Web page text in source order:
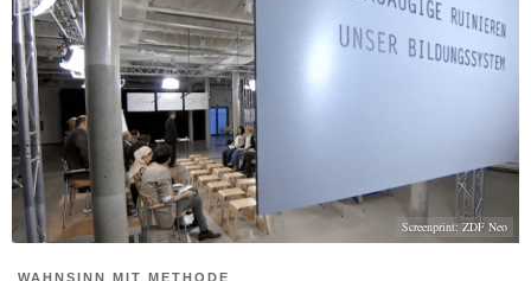
Screenprint: ZDF Neo
WAHNSINN MIT METHODE